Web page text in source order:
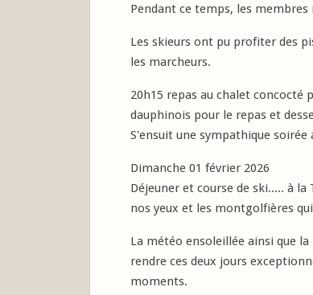
Pendant ce temps, les
Les skieurs ont pu profiter des
les marcheurs.
20h15 repas au chalet concocté
dauphinois pour le repas et
S'ensuit une sympathique soirée
Dimanche 01 février 2026
Déjeuner et course de ski..... à
nos yeux et les montgolfières
La météo ensoleillée ainsi que
rendre ces deux jours
moments.